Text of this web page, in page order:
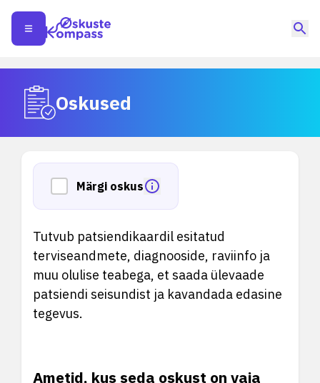
Oskused
Märgi oskus
Tutvub patsiendikaardil esitatud
terviseandmete, diagnooside, raviinfo ja
muu olulise teabega, et saada ülevaade
patsiendi seisundist ja kavandada edasine
tegevus.
Ametid, kus seda oskust on vaja